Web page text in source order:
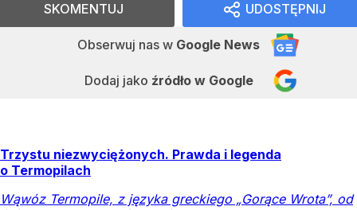
UDOSTĘPNIJ
Obserwuj nas w Google News
Dodaj jako źródło w Google
SKOMENTUJ
Trzystu niezwyciężonych. Prawda i legenda
o Termopilach
Wąwóz Termopile, z języka greckiego „Gorące Wrota”, od